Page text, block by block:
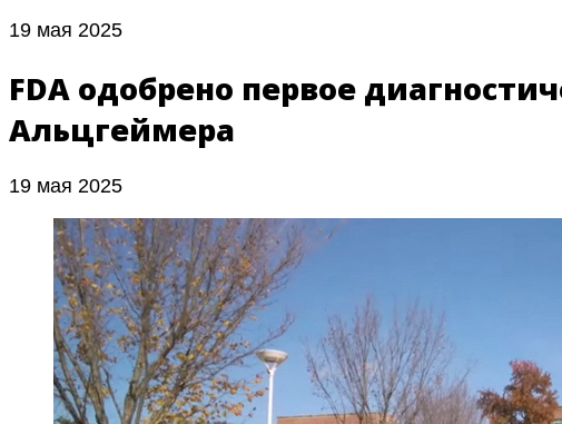
19 мая 2025
FDA одобрено первое
Альцгеймера
19 мая 2025